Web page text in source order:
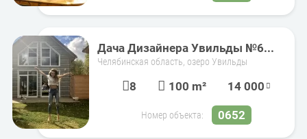
Дача Дизайнера Увильды №6...
Челябинская область, озеро Увильды
8 100 m² 14 000
Номер объекта: 0652